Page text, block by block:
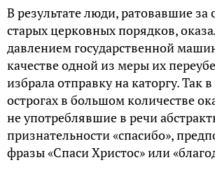
В результате люди, ратовавшие за
старых церковных порядков,
давлением государственной
качестве одной из меры их
избрала отправку на каторгу. Так
острогах в большом количестве
не употреблявшие в речи
признательности «спасибо»,
фразы «Спаси Христос» или